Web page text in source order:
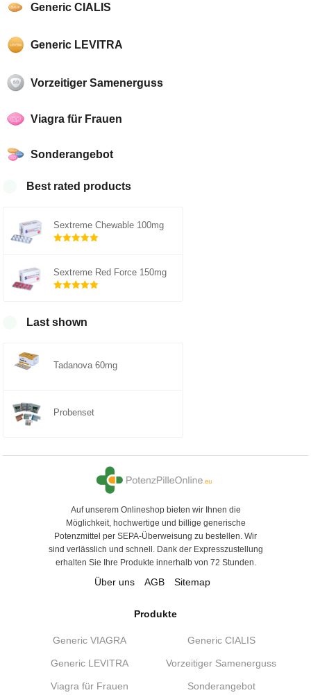
Generic CIALIS
Generic LEVITRA
Vorzeitiger Samenerguss
Viagra für Frauen
Sonderangebot
Best rated products
Sextreme Chewable 100mg
Sextreme Red Force 150mg
Last shown
Tadanova 60mg
Probenset
Auf unserem Onlineshop bieten wir Ihnen die
Möglichkeit, hochwertige und billige generische
Potenzmittel per SEPA-Überweisung zu bestellen. Wir
sind verlässlich und schnell. Dank der Expresszustellung
erhalten Sie Ihre Produkte innerhalb von 72 Stunden.
Über uns AGB Sitemap
Produkte
Generic VIAGRA Generic CIALIS
Generic LEVITRA Vorzeitiger Samenerguss
Viagra für Frauen Sonderangebot